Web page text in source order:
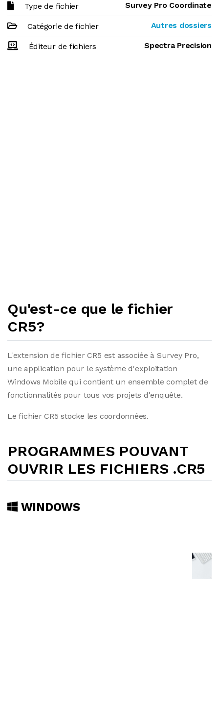
Type de fichier Survey Pro Coordinate
Catégorie de fichier Autres dossiers
Éditeur de fichiers Spectra Precision
Qu'est-ce que le fichier
CR5?
L'extension de fichier CR5 est associée à Survey Pro,
une application pour le système d'exploitation
Windows Mobile qui contient un ensemble complet de
fonctionnalités pour tous vos projets d'enquête.
Le fichier CR5 stocke les coordonnées.
PROGRAMMES POUVANT
OUVRIR LES FICHIERS .CR5
WINDOWS